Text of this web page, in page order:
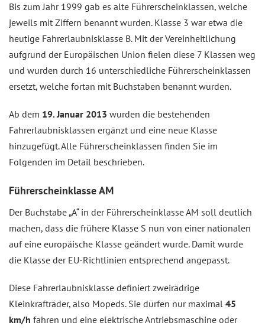
Bis zum Jahr 1999 gab es alte Führerscheinklassen, welche
jeweils mit Ziffern benannt wurden. Klasse 3 war etwa die
heutige Fahrerlaubnisklasse B. Mit der Vereinheitlichung
aufgrund der Europäischen Union fielen diese 7 Klassen weg
und wurden durch 16 unterschiedliche Führerscheinklassen
ersetzt, welche fortan mit Buchstaben benannt wurden.
Ab dem 19. Januar 2013 wurden die bestehenden
Fahrerlaubnisklassen ergänzt und eine neue Klasse
hinzugefügt. Alle Führerscheinklassen finden Sie im
Folgenden im Detail beschrieben.
Führerscheinklasse AM
Der Buchstabe „A“ in der Führerscheinklasse AM soll deutlich
machen, dass die frühere Klasse S nun von einer nationalen
auf eine europäische Klasse geändert wurde. Damit wurde
die Klasse der EU-Richtlinien entsprechend angepasst.
Diese Fahrerlaubnisklasse definiert zweirädrige
Kleinkrafträder, also Mopeds. Sie dürfen nur maximal 45
km/h fahren und eine elektrische Antriebsmaschine oder